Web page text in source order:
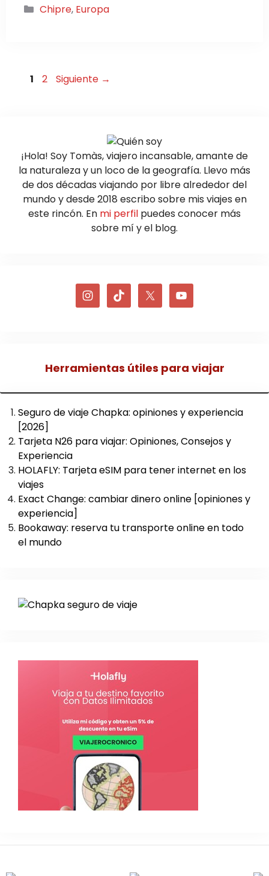
Categorías
Chipre, Europa
Página
1 Página
2 Siguiente →
¡Hola! Soy Tomàs, viajero incansable, amante de
la naturaleza y un loco de la geografía. Llevo más
de dos décadas viajando por libre alrededor del
mundo y desde 2018 escribo sobre mis viajes en
este rincón. En mi perfil puedes conocer más
sobre mí y el blog.
Herramientas útiles para viajar
Seguro de viaje Chapka: opiniones y experiencia
[2026]
Tarjeta N26 para viajar: Opiniones, Consejos y
Experiencia
HOLAFLY: Tarjeta eSIM para tener internet en los
viajes
Exact Change: cambiar dinero online [opiniones y
experiencia]
Bookaway: reserva tu transporte online en todo
el mundo